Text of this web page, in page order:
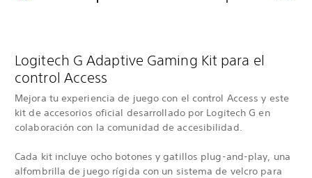
Logitech G Adaptive Gaming Kit para el
control Access
Mejora tu experiencia de juego con el control Access y este
kit de accesorios oficial desarrollado por Logitech G en
colaboración con la comunidad de accesibilidad.
Cada kit incluye ocho botones y gatillos plug-and-play, una
alfombrilla de juego rígida con un sistema de velcro para